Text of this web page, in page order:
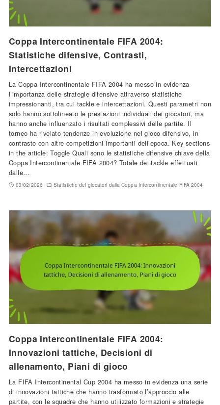
Coppa Intercontinentale FIFA 2004:
Statistiche difensive, Contrasti,
Intercettazioni
La Coppa Intercontinentale FIFA 2004 ha messo in evidenza
l’importanza delle strategie difensive attraverso statistiche
impressionanti, tra cui tackle e intercettazioni. Questi parametri non
solo hanno sottolineato le prestazioni individuali dei giocatori, ma
hanno anche influenzato i risultati complessivi delle partite. Il
torneo ha rivelato tendenze in evoluzione nel gioco difensivo, in
contrasto con altre competizioni importanti dell’epoca. Key sections
in the article: Toggle Quali sono le statistiche difensive chiave della
Coppa Intercontinentale FIFA 2004? Totale dei tackle effettuati
dalle…
03/02/2026 Statistiche dei giocatori dalla Coppa Intercontinentale FIFA 2004
Coppa Intercontinentale FIFA 2004:
Innovazioni tattiche, Decisioni di
allenamento, Piani di gioco
La FIFA Intercontinental Cup 2004 ha messo in evidenza una serie
di innovazioni tattiche che hanno trasformato l’approccio alle
partite, con le squadre che hanno utilizzato formazioni e strategie